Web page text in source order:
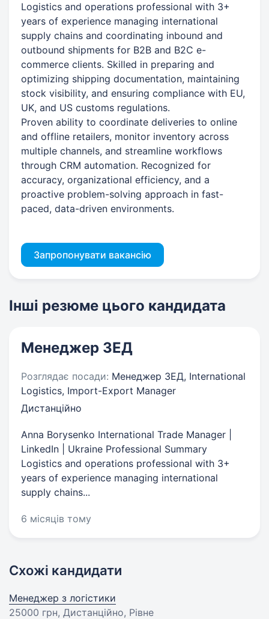
Logistics and operations professional with 3+
years of experience managing international
supply chains and coordinating inbound and
outbound shipments for B2B and B2C e-
commerce clients. Skilled in preparing and
optimizing shipping documentation, maintaining
stock visibility, and ensuring compliance with EU,
UK, and US customs regulations.
Proven ability to coordinate deliveries to online
and offline retailers, monitor inventory across
multiple channels, and streamline workflows
through CRM automation. Recognized for
accuracy, organizational efficiency, and a
proactive problem-solving approach in fast-
paced, data-driven environments.
Запропонувати вакансію
Інші резюме цього кандидата
Менеджер ЗЕД
Розглядає посади: Менеджер ЗЕД, International
Logistics, Import-Export Manager
Дистанційно
Anna Borysenko International Trade Manager |
LinkedIn | Ukraine Professional Summary​
Logistics and operations professional with 3+
years of experience managing international
supply chains...
6 місяців тому
Схожі кандидати
Менеджер з логістики
25000 грн, Дистанційно, Рівне